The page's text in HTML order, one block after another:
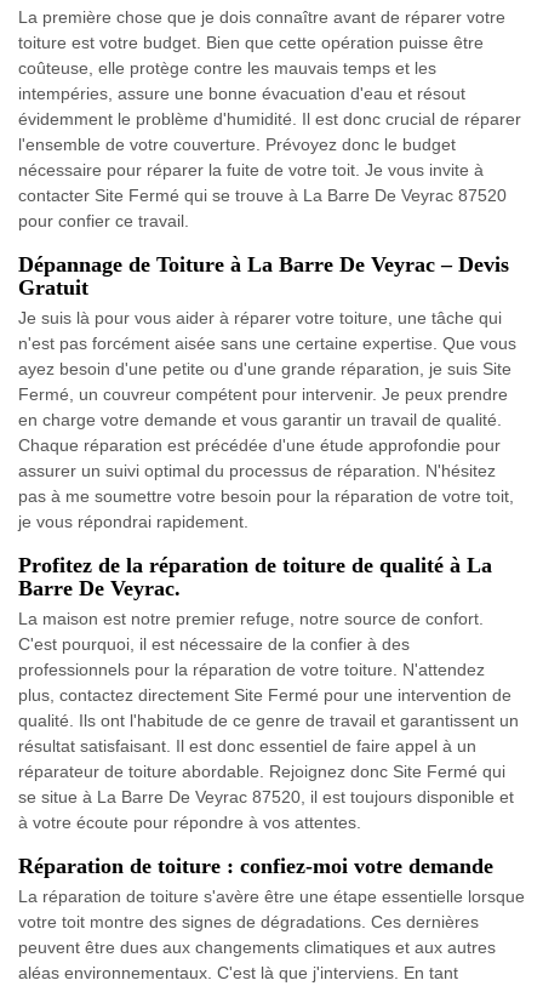
La première chose que je dois connaître avant de réparer votre
toiture est votre budget. Bien que cette opération puisse être
coûteuse, elle protège contre les mauvais temps et les
intempéries, assure une bonne évacuation d'eau et résout
évidemment le problème d'humidité. Il est donc crucial de réparer
l'ensemble de votre couverture. Prévoyez donc le budget
nécessaire pour réparer la fuite de votre toit. Je vous invite à
contacter Site Fermé qui se trouve à La Barre De Veyrac 87520
pour confier ce travail.
Dépannage de Toiture à La Barre De Veyrac – Devis
Gratuit
Je suis là pour vous aider à réparer votre toiture, une tâche qui
n'est pas forcément aisée sans une certaine expertise. Que vous
ayez besoin d'une petite ou d'une grande réparation, je suis Site
Fermé, un couvreur compétent pour intervenir. Je peux prendre
en charge votre demande et vous garantir un travail de qualité.
Chaque réparation est précédée d'une étude approfondie pour
assurer un suivi optimal du processus de réparation. N'hésitez
pas à me soumettre votre besoin pour la réparation de votre toit,
je vous répondrai rapidement.
Profitez de la réparation de toiture de qualité à La
Barre De Veyrac.
La maison est notre premier refuge, notre source de confort.
C'est pourquoi, il est nécessaire de la confier à des
professionnels pour la réparation de votre toiture. N'attendez
plus, contactez directement Site Fermé pour une intervention de
qualité. Ils ont l'habitude de ce genre de travail et garantissent un
résultat satisfaisant. Il est donc essentiel de faire appel à un
réparateur de toiture abordable. Rejoignez donc Site Fermé qui
se situe à La Barre De Veyrac 87520, il est toujours disponible et
à votre écoute pour répondre à vos attentes.
Réparation de toiture : confiez-moi votre demande
La réparation de toiture s'avère être une étape essentielle lorsque
votre toit montre des signes de dégradations. Ces dernières
peuvent être dues aux changements climatiques et aux autres
aléas environnementaux. C'est là que j'interviens. En tant